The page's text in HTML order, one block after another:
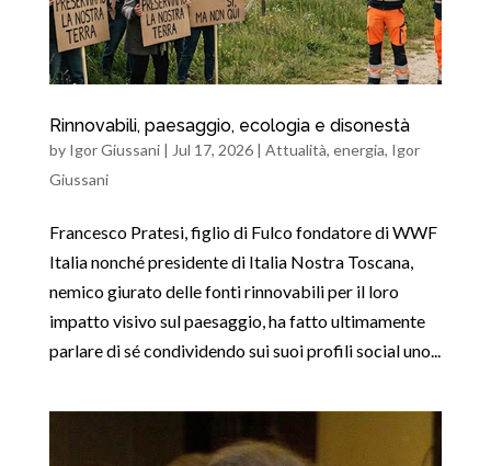
Rinnovabili, paesaggio, ecologia e disonestà
by Igor Giussani| Jul 17, 2026| Attualità, energia, Igor
Giussani
Francesco Pratesi, figlio di Fulco fondatore di WWF
Italia nonché presidente di Italia Nostra Toscana,
nemico giurato delle fonti rinnovabili per il loro
impatto visivo sul paesaggio, ha fatto ultimamente
parlare di sé condividendo sui suoi profili social uno...